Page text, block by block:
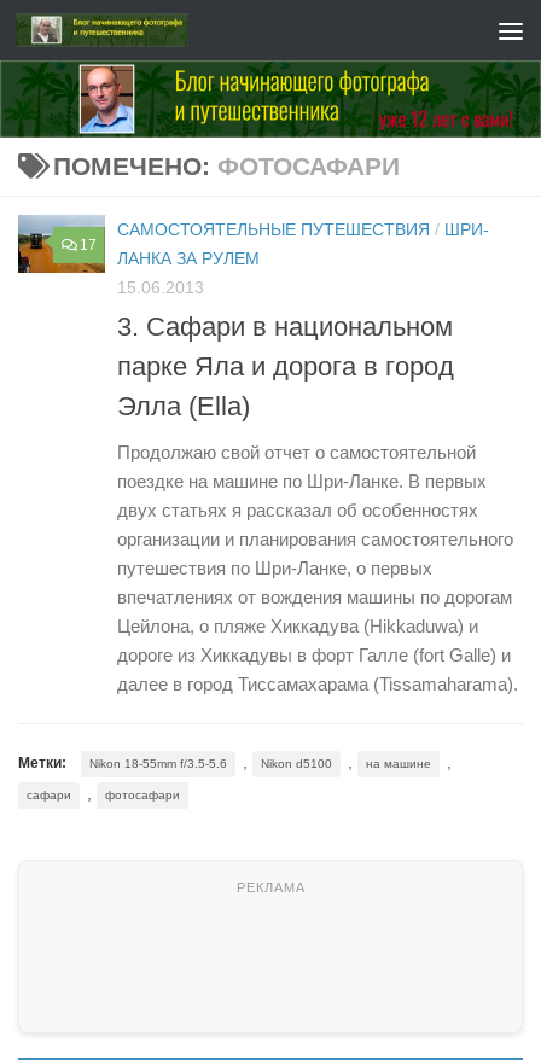
Перейти к содержимому
ПОМЕЧЕНО: ФОТОСАФАРИ
17
САМОСТОЯТЕЛЬНЫЕ ПУТЕШЕСТВИЯ / ШРИ-
ЛАНКА ЗА РУЛЕМ
15.06.2013
3. Сафари в национальном
парке Яла и дорога в город
Элла (Ella)
Продолжаю свой отчет о самостоятельной
поездке на машине по Шри-Ланке. В первых
двух статьях я рассказал об особенностях
организации и планирования самостоятельного
путешествия по Шри-Ланке, о первых
впечатлениях от вождения машины по дорогам
Цейлона, о пляже Хиккадува (Hikkaduwa) и
дороге из Хиккадувы в форт Галле (fort Galle) и
далее в город Тиссамахарама (Tissamaharama).
Метки: Nikon 18-55mm f/3.5-5.6 , Nikon d5100 , на машине ,
сафари , фотосафари